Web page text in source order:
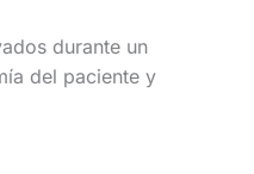
durante un
del paciente y